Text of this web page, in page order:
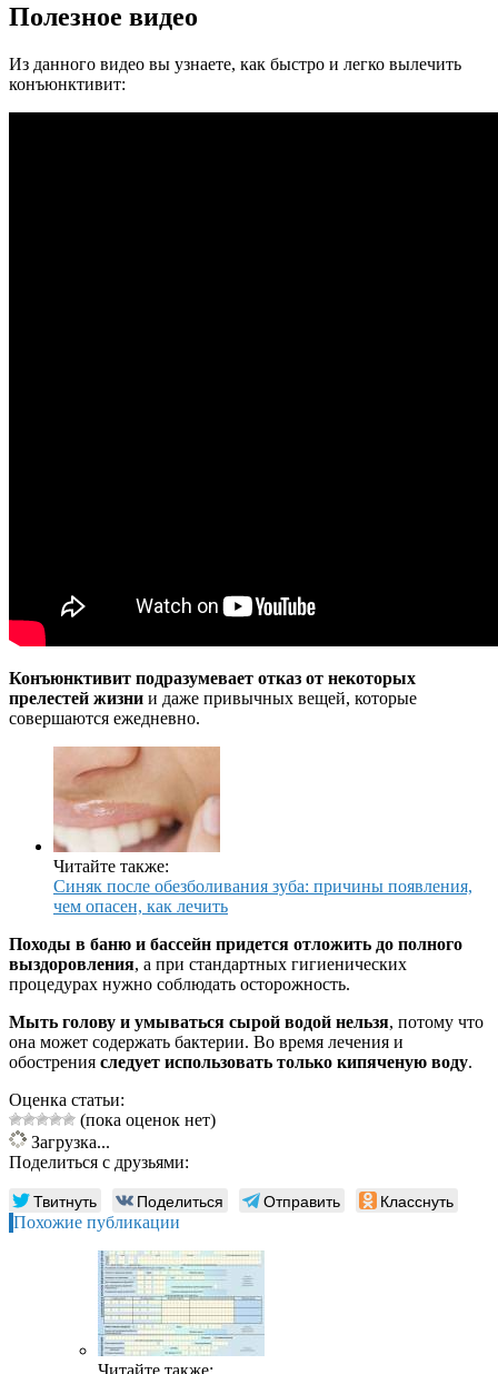
Полезное видео
Из данного видео вы узнаете, как быстро и легко вылечить
конъюнктивит:
Конъюнктивит подразумевает отказ от некоторых
прелестей жизни и даже привычных вещей, которые
совершаются ежедневно.
Читайте также:
Синяк после обезболивания зуба: причины появления,
чем опасен, как лечить
Походы в баню и бассейн придется отложить до полного
выздоровления, а при стандартных гигиенических
процедурах нужно соблюдать осторожность.
Мыть голову и умываться сырой водой нельзя, потому что
она может содержать бактерии. Во время лечения и
обострения следует использовать только кипяченую воду.
Оценка статьи:
(пока оценок нет)
Загрузка...
Поделиться с друзьями:
Твитнуть Поделиться Отправить Класснуть
Похожие публикации
Читайте также: